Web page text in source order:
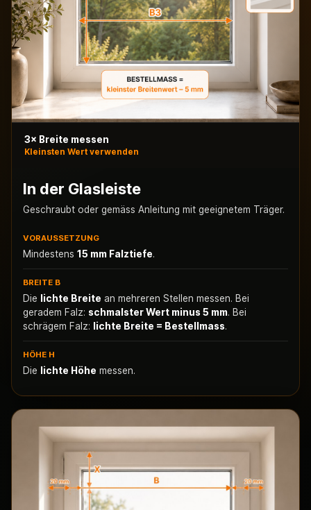
3× Breite messen
Kleinsten Wert verwenden
In der Glasleiste
Geschraubt oder gemäss Anleitung mit geeignetem Träger.
VORAUSSETZUNG
Mindestens 15 mm Falztiefe.
BREITE B
Die lichte Breite an mehreren Stellen messen. Bei
geradem Falz: schmalster Wert minus 5 mm. Bei
schrägem Falz:
lichte Breite = Bestellmass.
HÖHE H
Die lichte Höhe messen.